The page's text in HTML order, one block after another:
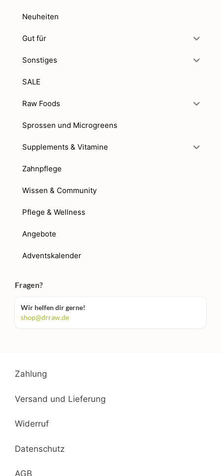
Neuheiten
Gut für
Sonstiges
SALE
Raw Foods
Sprossen und Microgreens
Supplements & Vitamine
Zahnpflege
Wissen & Community
Pflege & Wellness
Angebote
Adventskalender
Fragen?
Wir helfen dir gerne!
shop@drraw.de
Zahlung
Versand und Lieferung
Widerruf
Datenschutz
AGB